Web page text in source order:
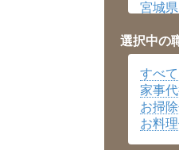
宮城県
福井県
岡山県
広島県
沖縄県
選択中の
すべて
家事
お掃
お料